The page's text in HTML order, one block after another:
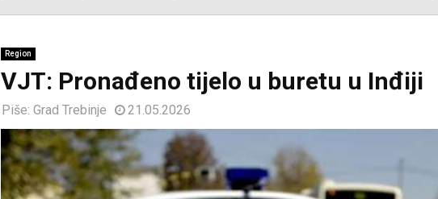
Region
VJT: Pronađeno tijelo u buretu u Inđiji
Piše: Grad Trebinje 21.05.2026